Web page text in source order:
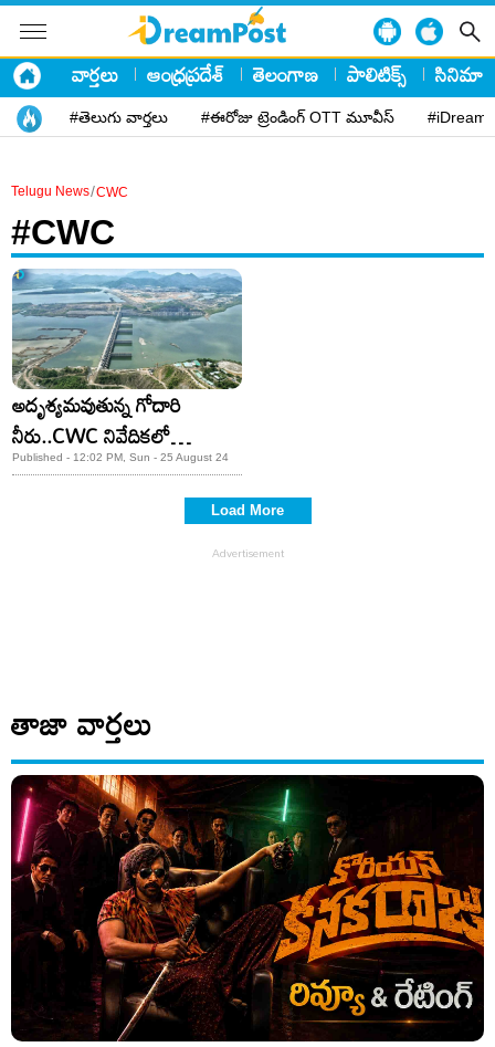
వార్తలు ఆంధ్రప్రదేశ్ తెలంగాణ పాలిటిక్స్ సినిమా
#తెలుగు వార్తలు #ఈరోజు ట్రెండింగ్ OTT మూవీస్
Telugu News/CWC
#CWC
అదృశ్యమవుతున్న గోదారి
నీరు..CWC నివేదికలో
విస్తుతపోయే నిజాలు!
Published - 12:02 PM, Sun - 25 August 24
Load More
తాజా వార్తలు